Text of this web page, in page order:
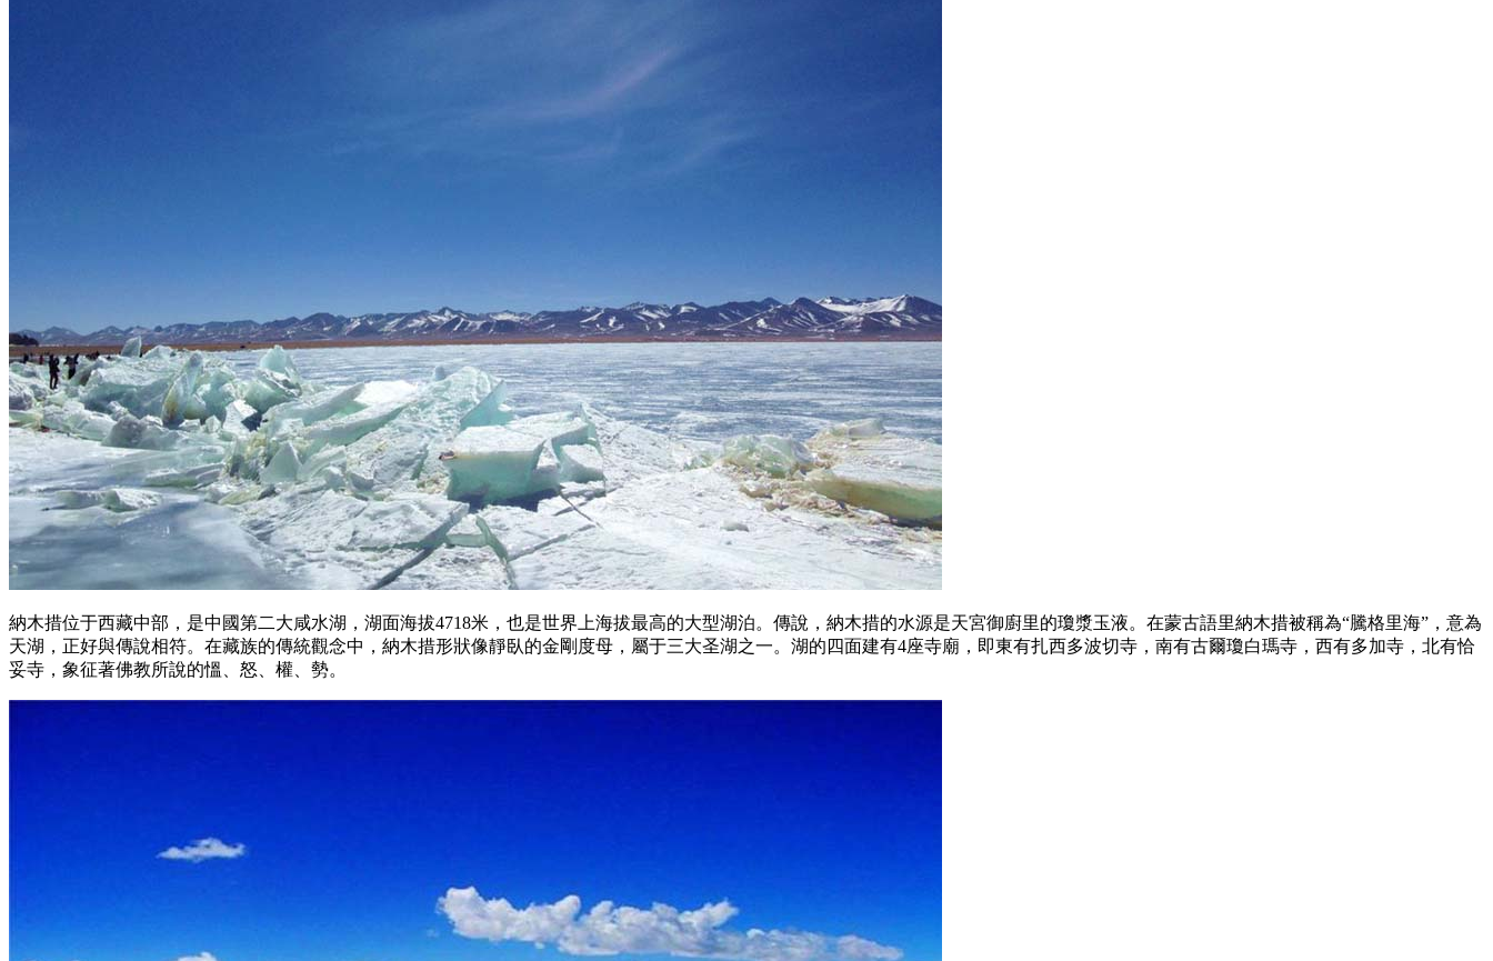
納木措位于西藏中部，是中國第二大咸水湖，湖面海拔4718米，也是世界上海拔最高的大型湖泊。傳說，納木措的水源是天宮御廚里的瓊漿玉液。在蒙古語里納木措被稱為“騰格里海”，意為
天湖，正好與傳說相符。在藏族的傳統觀念中，納木措形狀像靜臥的金剛度母，屬于三大圣湖之一。湖的四面建有4座寺廟，即東有扎西多波切寺，南有古爾瓊白瑪寺，西有多加寺，北有恰
妥寺，象征著佛教所說的慍、怒、權、勢。